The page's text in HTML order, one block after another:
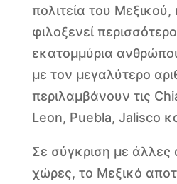
πολιτεία του Μεξικού,
φιλοξενεί
εκατομμύρια
με τον μεγαλύτερο
περιλαμβάνουν τις
Leon, Puebla, Jalisco
Σε σύγκριση με
χώρες, το Μεξικό